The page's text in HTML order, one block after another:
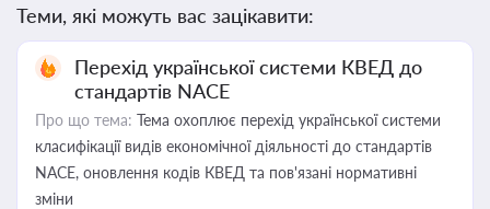
Теми, які можуть вас зацікавити:
Перехід української системи КВЕД до
стандартів NACE
Про що тема: Тема охоплює перехід української системи
класифікації видів економічної діяльності до стандартів
NACE, оновлення кодів КВЕД та пов'язані нормативні
зміни